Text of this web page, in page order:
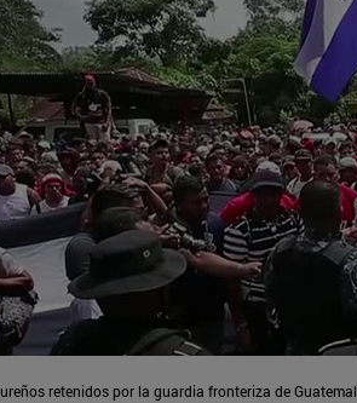
retenidos por la guardia fronteriza de